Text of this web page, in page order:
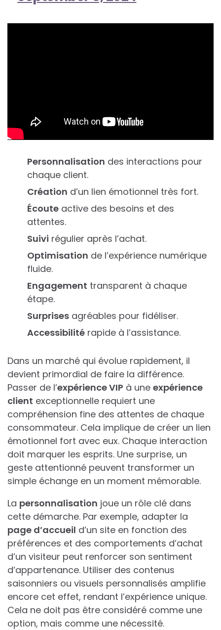
Personnalisation des interactions pour
chaque client.
Création d’un lien émotionnel très fort.
Écoute active des besoins et des
attentes.
Suivi régulier après l’achat.
Optimisation de l’expérience numérique
fluide.
Engagement transparent à chaque
étape.
Surprises agréables pour fidéliser.
Accessibilité rapide à l’assistance.
Dans un marché qui évolue rapidement, il
devient primordial de faire la différence.
Passer de l’expérience VIP à une expérience
client exceptionnelle requiert une
compréhension fine des attentes de chaque
consommateur. Cela implique de créer un lien
émotionnel fort avec eux. Chaque interaction
doit marquer les esprits. Une surprise, un
geste attentionné peuvent transformer un
simple échange en un moment mémorable.
La personnalisation joue un rôle clé dans
cette démarche. Par exemple, adapter la
page d’accueil d’un site en fonction des
préférences et des comportements d’achat
d’un visiteur peut renforcer son sentiment
d’appartenance. Utiliser des contenus
saisonniers ou visuels personnalisés amplifie
encore cet effet, rendant l’expérience unique.
Cela ne doit pas être considéré comme une
option, mais comme une nécessité.